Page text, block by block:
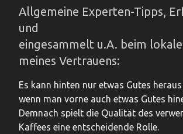
Allgemeine Experten-Tipps,
und
eingesammelt u.A. beim
meines Vertrauens:
Es kann hinten nur etwas Gutes
wenn man vorne auch etwas Gutes
Demnach spielt die Qualität des
Kaffees eine entscheidende Rolle.